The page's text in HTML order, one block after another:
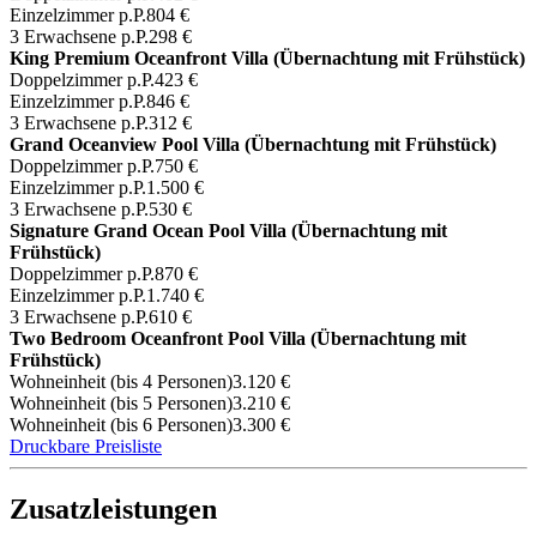
Einzelzimmer p.P.804 €
3 Erwachsene p.P.298 €
King Premium Oceanfront Villa (Übernachtung mit Frühstück)
Doppelzimmer p.P.423 €
Einzelzimmer p.P.846 €
3 Erwachsene p.P.312 €
Grand Oceanview Pool Villa (Übernachtung mit Frühstück)
Doppelzimmer p.P.750 €
Einzelzimmer p.P.1.500 €
3 Erwachsene p.P.530 €
Signature Grand Ocean Pool Villa (Übernachtung mit
Frühstück)
Doppelzimmer p.P.870 €
Einzelzimmer p.P.1.740 €
3 Erwachsene p.P.610 €
Two Bedroom Oceanfront Pool Villa (Übernachtung mit
Frühstück)
Wohneinheit (bis 4 Personen)3.120 €
Wohneinheit (bis 5 Personen)3.210 €
Wohneinheit (bis 6 Personen)3.300 €
Druckbare Preisliste
Zusatzleistungen